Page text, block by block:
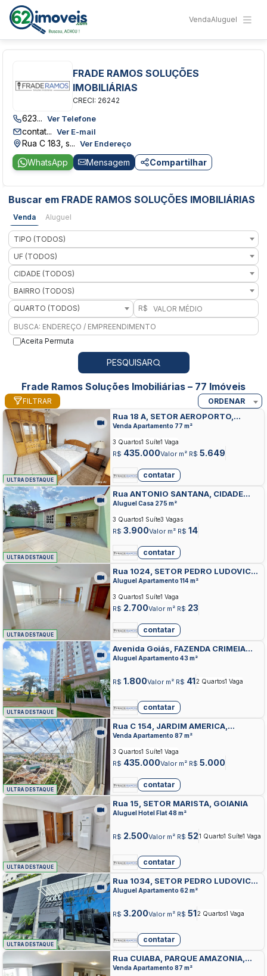
VendaAluguel
FRADE RAMOS SOLUÇÕES
IMOBILIÁRIAS
CRECI: 26242
623... Ver Telefone
contat... Ver E-mail
Rua C 183, s... Ver Endereço
WhatsApp Mensagem Compartilhar
Buscar em FRADE RAMOS SOLUÇÕES IMOBILIÁRIAS
Venda Aluguel
TIPO (TODOS)
UF (TODOS)
CIDADE (TODOS)
BAIRRO (TODOS)
QUARTO (TODOS)
R$
Aceita Permuta
PESQUISAR
Frade Ramos Soluções Imobiliárias – 77 Imóveis
FILTRAR ORDENAR
ULTRA DESTAQUE
Rua 18 A, SETOR AEROPORTO,
GOIANIA
Venda Apartamento 77 m²
R$ 435.000Valor m² R$ 5.649
3 Quartos1 Suíte1 Vaga
contatar
ULTRA DESTAQUE
Rua ANTONIO SANTANA, CIDADE
JARDIM, GOIANIA
Aluguel Casa 275 m²
R$ 3.900Valor m² R$ 14
3 Quartos1 Suíte3 Vagas
contatar
ULTRA DESTAQUE
Rua 1024, SETOR PEDRO LUDOVICO,
GOIANIA
Aluguel Apartamento 114 m²
R$ 2.700Valor m² R$ 23
3 Quartos1 Suíte1 Vaga
contatar
ULTRA DESTAQUE
Avenida Goiás, FAZENDA CRIMEIA
CAVEIRAS, GOIANIA
Aluguel Apartamento 43 m²
R$ 1.800Valor m² R$ 412 Quartos1 Vaga
contatar
ULTRA DESTAQUE
Rua C 154, JARDIM AMERICA,
GOIANIA
Venda Apartamento 87 m²
R$ 435.000Valor m² R$ 5.000
3 Quartos1 Suíte1 Vaga
contatar
ULTRA DESTAQUE
Rua 15, SETOR MARISTA, GOIANIA
Aluguel Hotel Flat 48 m²
R$ 2.500Valor m² R$ 521 Quarto1 Suíte1 Vaga
contatar
ULTRA DESTAQUE
Rua 1034, SETOR PEDRO LUDOVICO,
GOIANIA
Aluguel Apartamento 62 m²
R$ 3.200Valor m² R$ 512 Quartos1 Vaga
contatar
Rua CUIABA, PARQUE AMAZONIA,
GOIANIA
Venda Apartamento 87 m²